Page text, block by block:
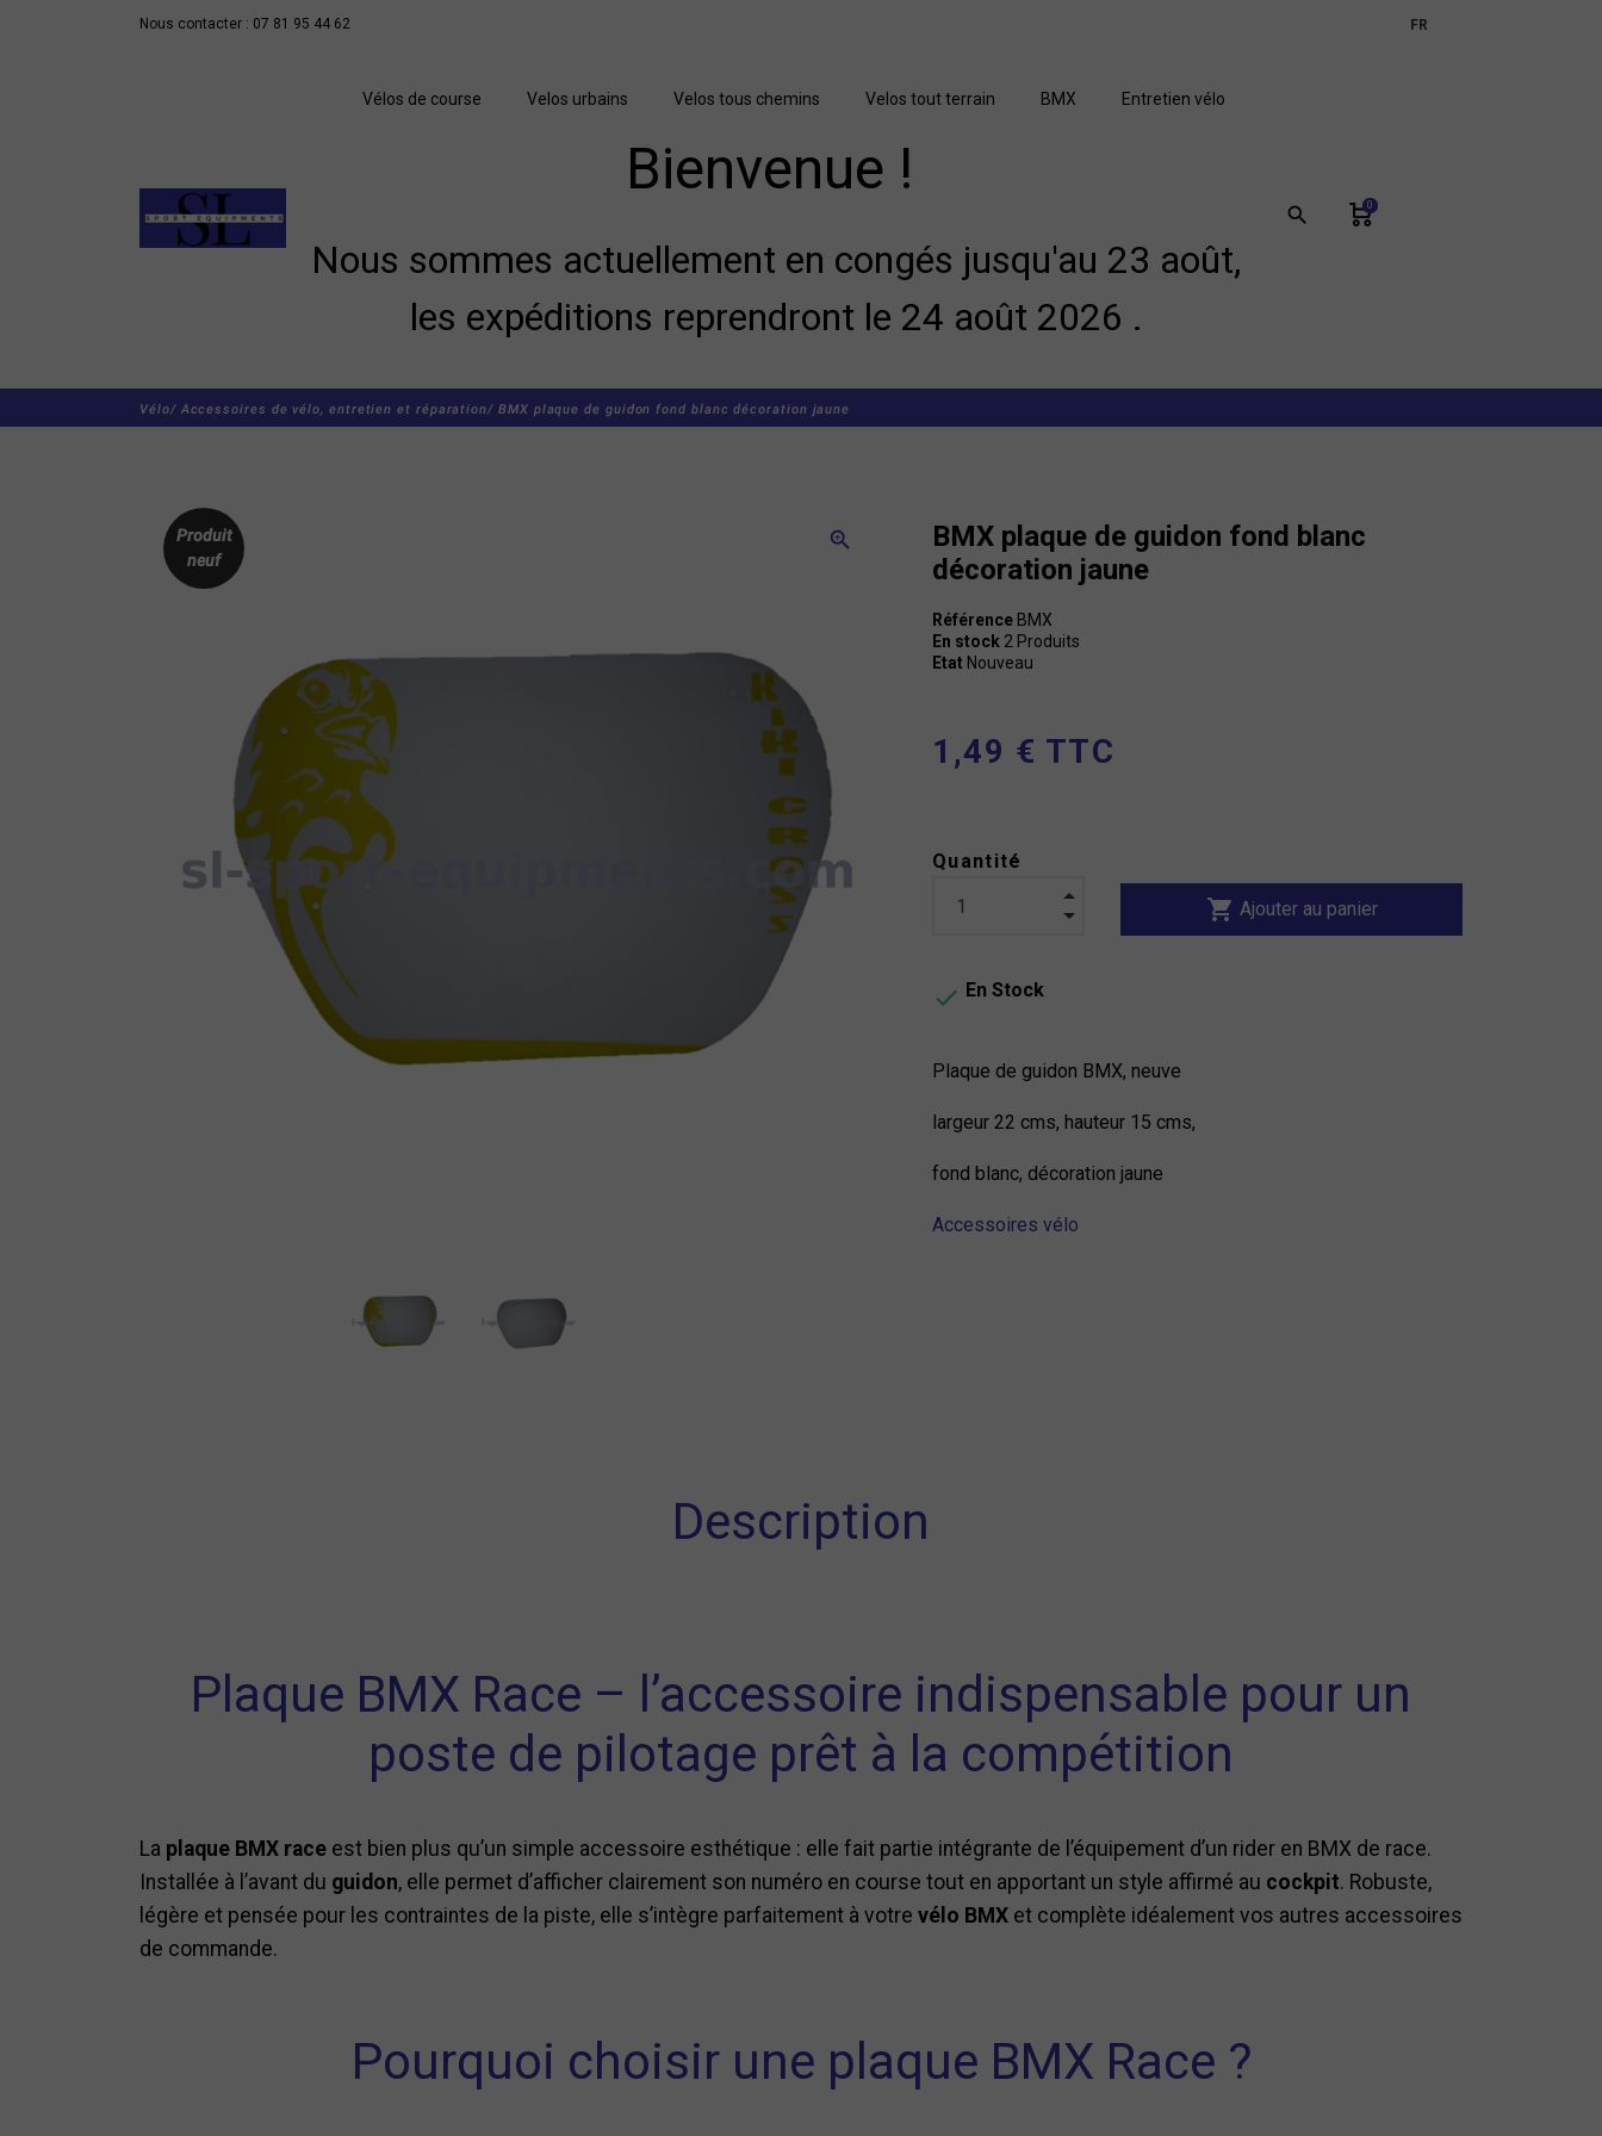
Nous contacter : 07 81 95 44 62
FR
Vélos de course Velos urbains Velos tous chemins Velos tout terrain BMX Entretien vélo
Bienvenue !
Nous sommes actuellement en congés jusqu'au 23 août,
les expéditions reprendront le 24 août 2026 .
search 0
Vélo/ Accessoires de vélo, entretien et réparation/ BMX plaque de guidon fond blanc décoration jaune
zoom_in
Produit
neuf
BMX plaque de guidon fond blanc
décoration jaune
Référence BMX
En stock 2 Produits
Etat Nouveau
1,49 € TTC
Quantité
shopping_cart Ajouter au panier
 En Stock
Plaque de guidon BMX, neuve
largeur 22 cms, hauteur 15 cms,
fond blanc, décoration jaune
Accessoires vélo
Description
Plaque BMX Race – l’accessoire indispensable pour un
poste de pilotage prêt à la compétition
La plaque BMX race est bien plus qu’un simple accessoire esthétique : elle fait partie intégrante de l’équipement d’un rider en BMX de race.
Installée à l’avant du guidon, elle permet d’afficher clairement son numéro en course tout en apportant un style affirmé au cockpit. Robuste,
légère et pensée pour les contraintes de la piste, elle s’intègre parfaitement à votre vélo BMX et complète idéalement vos autres accessoires
de commande.
Pourquoi choisir une plaque BMX Race ?